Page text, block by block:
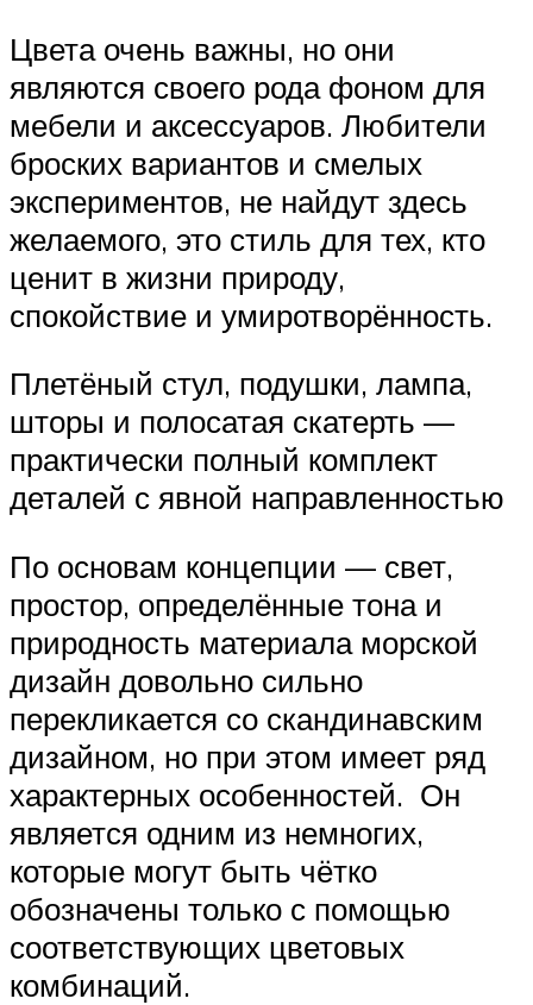
Цвета очень важны, но они
являются своего рода фоном для
мебели и аксессуаров. Любители
броских вариантов и смелых
экспериментов, не найдут здесь
желаемого, это стиль для тех, кто
ценит в жизни природу,
спокойствие и умиротворённость.
Плетёный стул, подушки, лампа,
шторы и полосатая скатерть —
практически полный комплект
деталей с явной направленностью
По основам концепции — свет,
простор, определённые тона и
природность материала морской
дизайн довольно сильно
перекликается со скандинавским
дизайном, но при этом имеет ряд
характерных особенностей. Он
является одним из немногих,
которые могут быть чётко
обозначены только с помощью
соответствующих цветовых
комбинаций.